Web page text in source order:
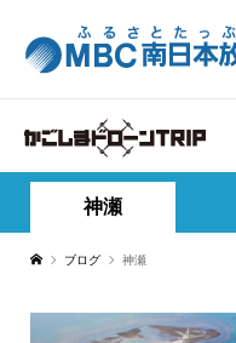
神瀬
ブログ 神瀬